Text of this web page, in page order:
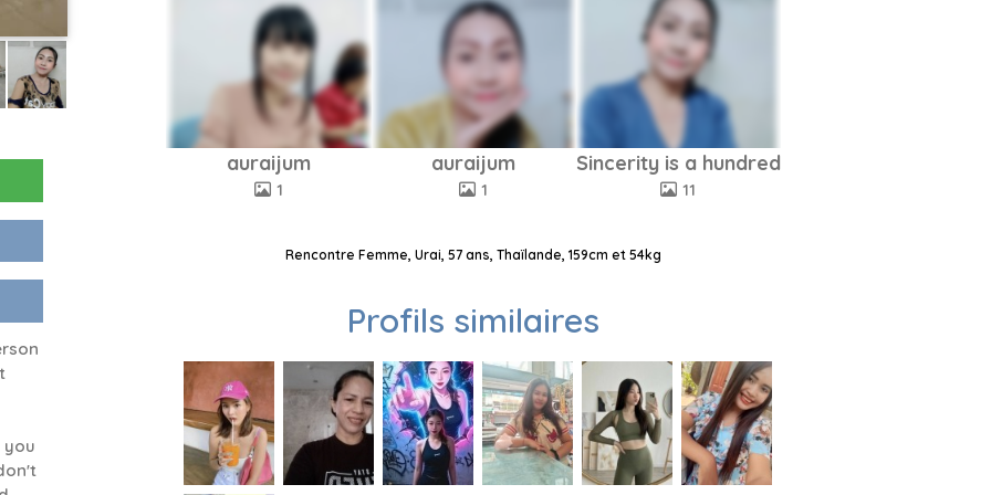
you
auraijum
1
auraijum
1
Sincerity is a hundred
11
Rencontre Femme, Urai, 57 ans, Thaïlande, 159cm et 54kg
Profils similaires